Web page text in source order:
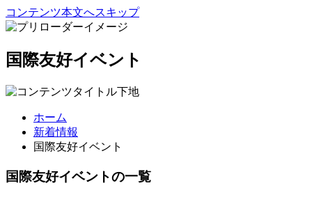
コンテンツ本文へスキップ
国際友好イベント
ホーム
新着情報
国際友好イベント
国際友好イベントの一覧